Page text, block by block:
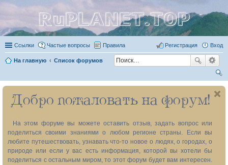
RuPLANET.TOP
Ссылки Частые вопросы Правила Вход
Регистрация
На главную Список форумов
ои
ск
Добро пожаловать на форум!
На этом форуме вы можете оставить отзыв, задать вопрос или
поделиться своими знаниями о любом регионе страны. Если вы
любите путешествовать, узнавать что-то новое о людях, о городах, о
природе или если у вас есть информация, которой вы хотели бы
поделиться с остальным миром, то этот форум будет вам интересен.